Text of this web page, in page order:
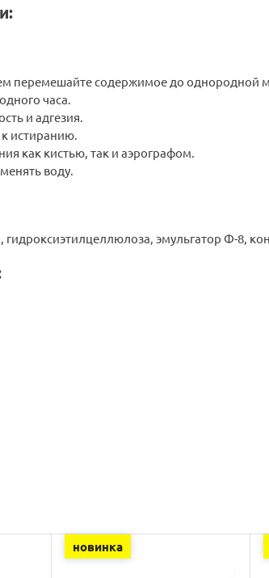
перемешайте содержимое до однородной
часа.
и адгезия.
истиранию.
как кистью, так и аэрографом.
воду.
гидроксиэтилцеллюлоза, эмульгатор Ф-8,
новинка